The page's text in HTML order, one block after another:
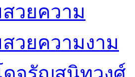
วยความ
วยความงาม